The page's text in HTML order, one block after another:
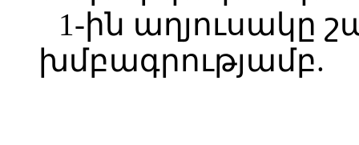
1-ին աղյուսակը
խմբագրությամբ.